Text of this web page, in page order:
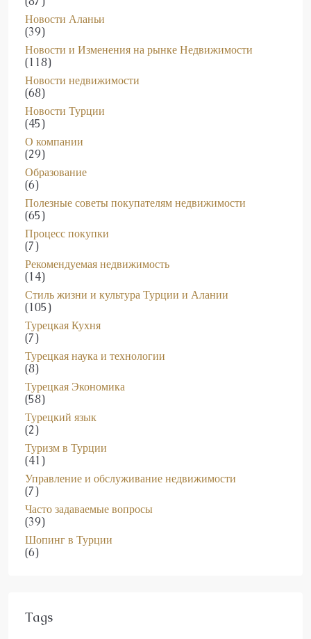
Новости Аланьи
(39)
Новости и Изменения на рынке Недвижимости
(118)
Новости недвижимости
(68)
Новости Турции
(45)
О компании
(29)
Образование
(6)
Полезные советы покупателям недвижимости
(65)
Процесс покупки
(7)
Рекомендуемая недвижимость
(14)
Стиль жизни и культура Турции и Алании
(105)
Турецкая Кухня
(7)
Турецкая наука и технологии
(8)
Турецкая Экономика
(58)
Турецкий язык
(2)
Туризм в Турции
(41)
Управление и обслуживание недвижимости
(7)
Часто задаваемые вопросы
(39)
Шопинг в Турции
(6)
Tags